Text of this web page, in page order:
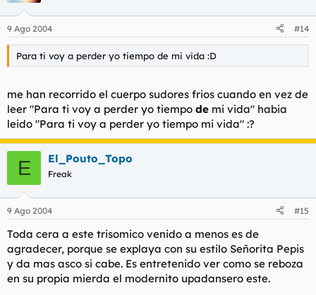
9 Ago 2004 #14
Para ti voy a perder yo tiempo de mi vida :D
me han recorrido el cuerpo sudores frios cuando en vez de
leer "Para ti voy a perder yo tiempo de mi vida" habia
leido "Para ti voy a perder yo tiempo mi vida" :?
E El_Pouto_Topo
Freak
9 Ago 2004 #15
Toda cera a este trisomico venido a menos es de
agradecer, porque se explaya con su estilo Señorita Pepis
y da mas asco si cabe. Es entretenido ver como se reboza
en su propia mierda el modernito upadansero este.